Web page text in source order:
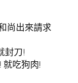
尚出來請求
封刀!
吃狗肉!